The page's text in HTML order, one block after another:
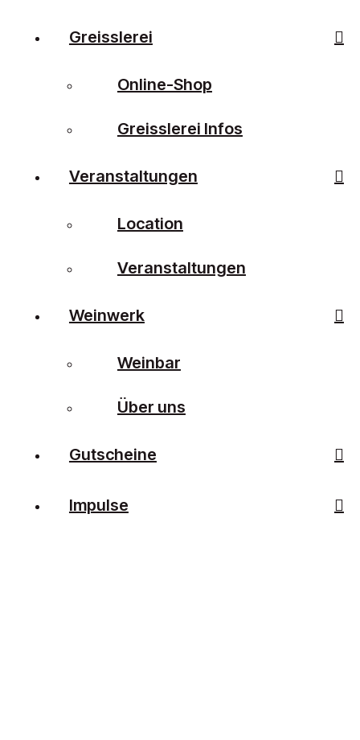
Greisslerei
Online-Shop
Greisslerei Infos
Veranstaltungen
Location
Veranstaltungen
Weinwerk
Weinbar
Über uns
Gutscheine
Impulse